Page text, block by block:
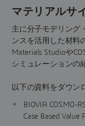
マテリアルサ
主に分子モデリング
ンスを活用した材料
Materials Studioや
シミュレーションの
以下の資料をダウン
BIOVIA COSMO-
Case Based Value